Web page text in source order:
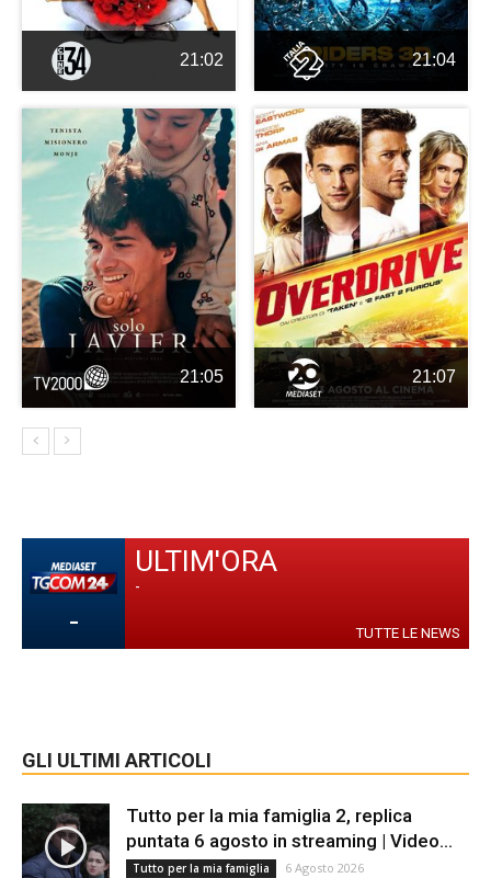
21:02 21:04
21:05 21:07
-
ULTIM'ORA
-
TUTTE LE NEWS
GLI ULTIMI ARTICOLI
Tutto per la mia famiglia 2, replica
puntata 6 agosto in streaming | Video...
Tutto per la mia famiglia 6 Agosto 2026